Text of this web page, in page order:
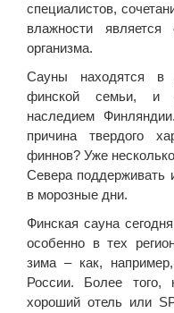
специалистов,
влажности
организма.
Сауны находятся в
финской семьи, и
наследием
причина твердого
финнов? Уже
Севера поддерживать
в морозные дни.
Финская сауна
особенно в тех
зима – как,
России. Более того,
хороший отель или